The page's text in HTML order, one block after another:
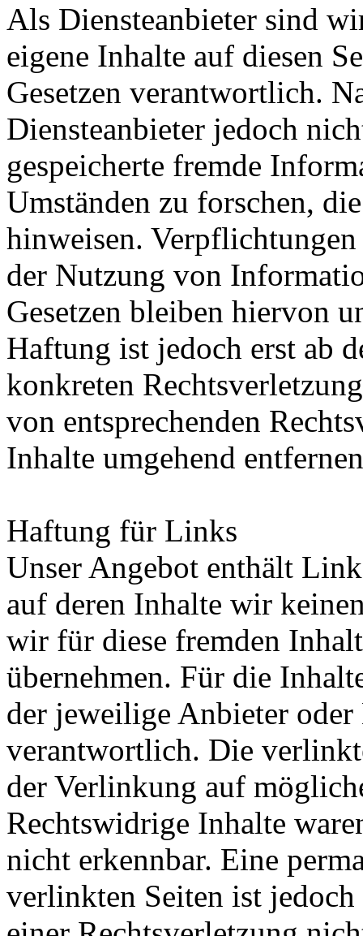
Als Diensteanbieter sind
eigene Inhalte auf diesen
Gesetzen verantwortlich.
Diensteanbieter jedoch
gespeicherte fremde
Umständen zu forschen,
hinweisen.
der Nutzung von
Gesetzen bleiben hiervon
Haftung ist jedoch erst ab
konkreten
von entsprechenden
Inhalte umgehend
Haftung für Links
Unser Angebot enthält
auf deren Inhalte wir
wir für diese fremden
übernehmen. Für die
der jeweilige Anbieter oder
verantwortlich. Die
der Verlinkung auf
Rechtswidrige Inhalte
nicht erkennbar. Eine
verlinkten Seiten ist